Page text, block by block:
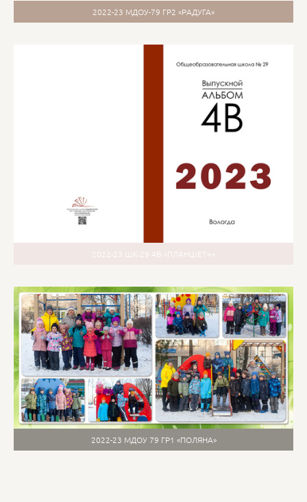
2022-23 МДОУ-79 ГР2 «РАДУГА»
2022-23 ШК-29 4В «ПЛАНШЕТ+»
2022-23 МДОУ 79 ГР1 «ПОЛЯНА»